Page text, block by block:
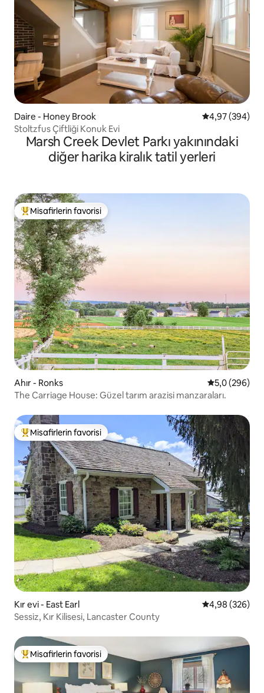
Daire - Honey Brook 5 üzerinden
4,97 (394)
Stoltzfus Çiftliği Konuk Evi
Marsh Creek Devlet Parkı yakınındaki
diğer harika kiralık tatil yerleri
Misafirlerin favorilerinden en beğenilenler arasında
Misafirlerin favorisi
Ahır - Ronks 5 üzerinden
5,0 (296)
The Carriage House: Güzel tarım arazisi manzaraları.
Misafirlerin favorilerinden en beğenilenler arasında
Misafirlerin favorisi
Kır evi - East Earl 5 üzerinden
4,98 (326)
Sessiz, Kır Kilisesi, Lancaster County
Misafirlerin favorilerinden en beğenilenler arasında
Misafirlerin favorisi